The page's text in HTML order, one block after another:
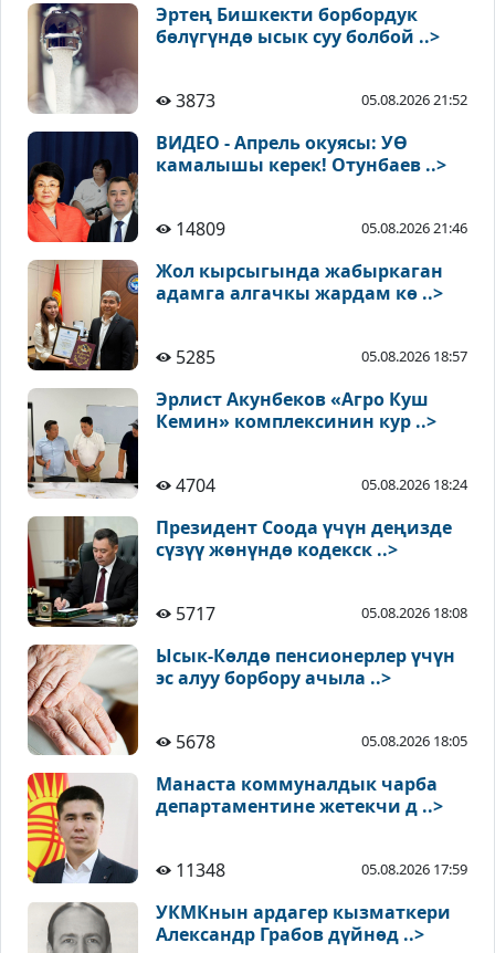
Эртең Бишкекти борбордук
бөлүгүндө ысык суу болбой ..>
3873 05.08.2026 21:52
ВИДЕО - Апрель окуясы: УӨ
камалышы керек! Отунбаев ..>
14809 05.08.2026 21:46
Жол кырсыгында жабыркаган
адамга алгачкы жардам кө ..>
5285 05.08.2026 18:57
Эрлист Акунбеков «Агро Куш
Кемин» комплексинин кур ..>
4704 05.08.2026 18:24
Президент Соода үчүн деңизде
сүзүү жөнүндө кодекск ..>
5717 05.08.2026 18:08
Ысык-Көлдө пенсионерлер үчүн
эс алуу борбору ачыла ..>
5678 05.08.2026 18:05
Манаста коммуналдык чарба
департаментине жетекчи д ..>
11348 05.08.2026 17:59
УКМКнын ардагер кызматкери
Александр Грабов дүйнөд ..>